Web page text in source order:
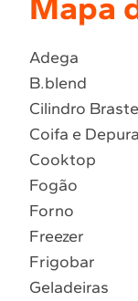
Fogao
4 º Lava Louça
5 º Cooktop
6º Microondas
7º Forno
8º Embutir
9º Lava Seca
Mapa
Adega
B.blend
Cilindro
Coifa e
Cooktop
Fogão
Forno
Freezer
Frigobar
Geladeiras